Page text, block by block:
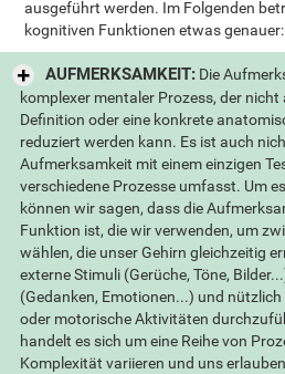
ausgeführt werden. Im Folgenden
kognitiven Funktionen etwas genauer:
AUFMERKSAMKEIT:Die
komplexer mentaler Prozess, der nicht
Definition oder eine konkrete
reduziert werden kann. Es ist auch
Aufmerksamkeit mit einem einzigen
verschiedene Prozesse umfasst. Um
können wir sagen, dass die
Funktion ist, die wir verwenden, um
wählen, die unser Gehirn gleichzeitig
externe Stimuli (Gerüche, Töne,
(Gedanken, Emotionen...) und
oder motorische Aktivitäten
handelt es sich um eine Reihe von
Komplexität variieren und uns